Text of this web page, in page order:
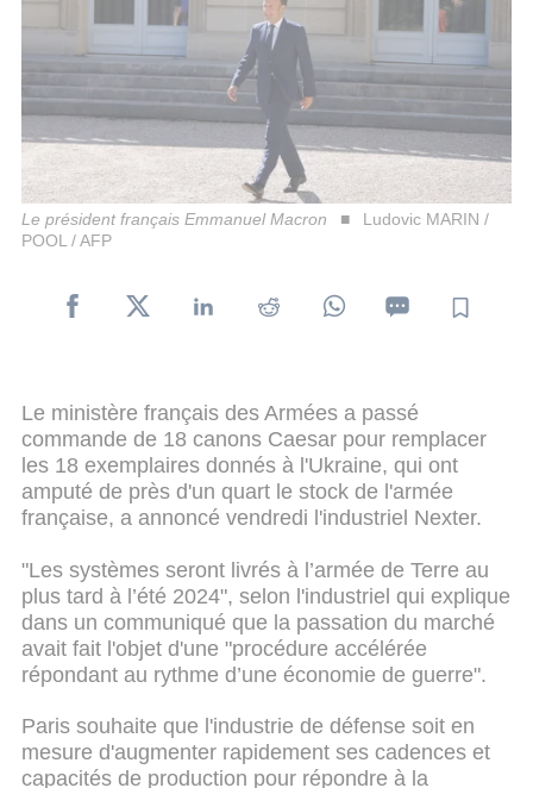
Le président français Emmanuel Macron
Ludovic MARIN /
POOL / AFP
Le ministère français des Armées a passé
commande de 18 canons Caesar pour remplacer
les 18 exemplaires donnés à l'Ukraine, qui ont
amputé de près d'un quart le stock de l'armée
française, a annoncé vendredi l'industriel Nexter.
"Les systèmes seront livrés à l’armée de Terre au
plus tard à l’été 2024", selon l'industriel qui explique
dans un communiqué que la passation du marché
avait fait l'objet d'une "procédure accélérée
répondant au rythme d’une économie de guerre".
Paris souhaite que l'industrie de défense soit en
mesure d'augmenter rapidement ses cadences et
capacités de production pour répondre à la